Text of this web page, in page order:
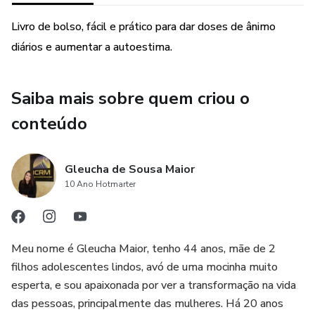
Livro de bolso, fácil e prático para dar doses de ânimo
diários e aumentar a autoestima.
Saiba mais sobre quem criou o
conteúdo
Gleucha de Sousa Maior
10 Ano Hotmarter
Meu nome é Gleucha Maior, tenho 44 anos, mãe de 2
filhos adolescentes lindos, avó de uma mocinha muito
esperta, e sou apaixonada por ver a transformação na vida
das pessoas, principalmente das mulheres. Há 20 anos